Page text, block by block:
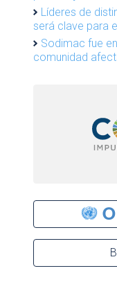
Líderes de
será clave para
Sodimac fue
comunidad